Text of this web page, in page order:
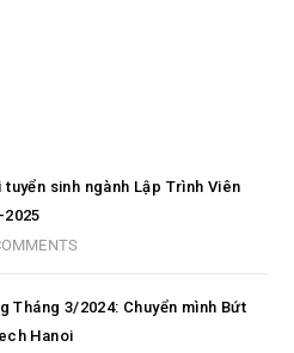
sinh ngành Lập Trình Viên
2025
Tháng 3/2024: Chuyển mình Bứt
Hanoi